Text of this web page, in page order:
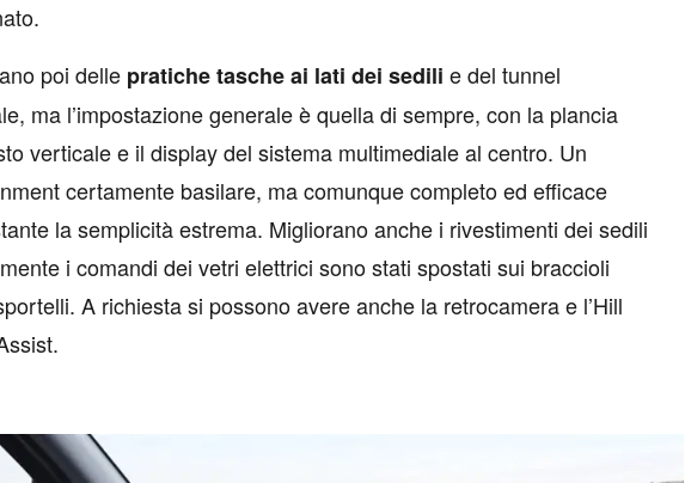
poi delle pratiche tasche ai lati dei sedili e del tunnel
ma l’impostazione generale è quella di sempre, con la plancia
verticale e il display del sistema multimediale al centro. Un
certamente basilare, ma comunque completo ed efficace
la semplicità estrema. Migliorano anche i rivestimenti dei sedili
i comandi dei vetri elettrici sono stati spostati sui braccioli
A richiesta si possono avere anche la retrocamera e l’Hill